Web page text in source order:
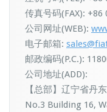
传真号码(FAX): +86
公司网址(WEB):
电子邮箱:
邮政编码(P.C.):
公司地址(ADD):
【总部】辽宁省丹
No.3 Building 16,